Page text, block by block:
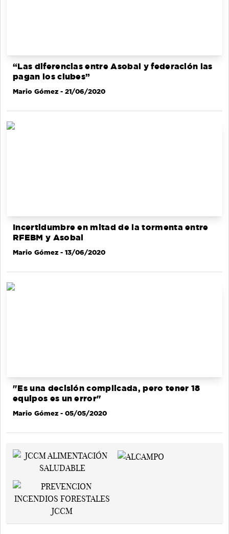
“Las diferencias entre Asobal y federación las
pagan los clubes”
Mario Gómez - 21/06/2020
Incertidumbre en mitad de la tormenta entre
RFEBM y Asobal
Mario Gómez - 13/06/2020
"Es una decisión complicada, pero tener 18
equipos es un error"
Mario Gómez - 05/05/2020